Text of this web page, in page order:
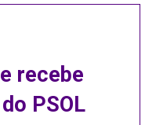
recebe
PSOL